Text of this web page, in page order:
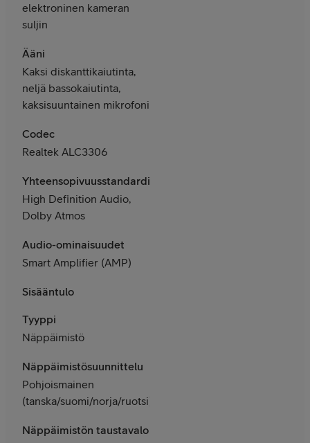
elektroninen kameran
suljin
Ääni
Kaksi diskanttikaiutinta,
neljä bassokaiutinta,
kaksisuuntainen mikrofoni
Codec
Realtek ALC3306
Yhteensopivuusstandardit
High Definition Audio,
Dolby Atmos
Audio-ominaisuudet
Smart Amplifier (AMP)
Sisääntulo
Tyyppi
Näppäimistö
Näppäimistösuunnittelu
Pohjoismainen
(tanska/suomi/norja/ruotsi)
Näppäimistön taustavalo